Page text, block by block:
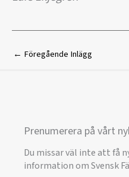
← Föregående Inlägg
Prenumerera på vårt
Du missar väl inte att få
information om Svensk